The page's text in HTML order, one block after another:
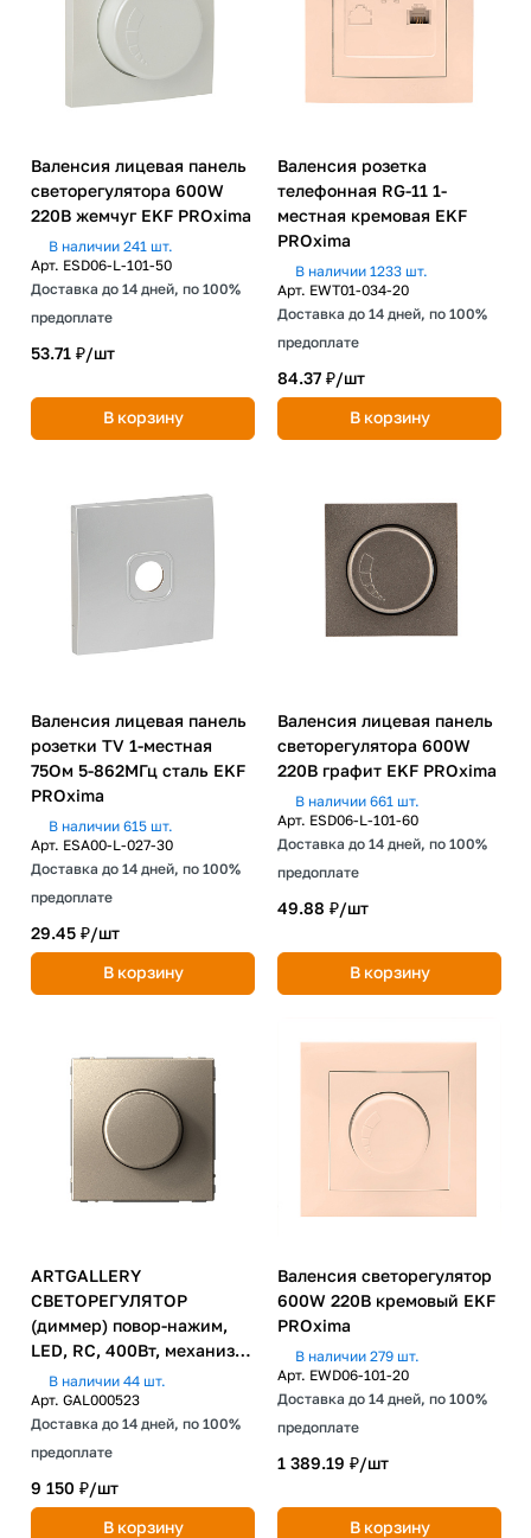
Валенсия лицевая панель
светорегулятора 600W
220В жемчуг EKF PROxima
В наличии 241 шт.
Арт. ESD06-L-101-50
Доставка до 14 дней, по 100%
предоплате
53.71 ₽/шт
В корзину
Валенсия розетка
телефонная RG-11 1-
местная кремовая EKF
PROxima
В наличии 1233 шт.
Арт. EWT01-034-20
Доставка до 14 дней, по 100%
предоплате
84.37 ₽/шт
В корзину
Валенсия лицевая панель
розетки TV 1-местная
75Ом 5-862МГц сталь EKF
PROxima
В наличии 615 шт.
Арт. ESA00-L-027-30
Доставка до 14 дней, по 100%
предоплате
29.45 ₽/шт
В корзину
Валенсия лицевая панель
светорегулятора 600W
220В графит EKF PROxima
В наличии 661 шт.
Арт. ESD06-L-101-60
Доставка до 14 дней, по 100%
предоплате
49.88 ₽/шт
В корзину
ARTGALLERY
СВЕТОРЕГУЛЯТОР
(диммер) повор-нажим,
LED, RC, 400Вт, механизм,
ШАМПАНЬ
В наличии 44 шт.
Арт. GAL000523
Доставка до 14 дней, по 100%
предоплате
9 150 ₽/шт
В корзину
Валенсия светорегулятор
600W 220В кремовый EKF
PROxima
В наличии 279 шт.
Арт. EWD06-101-20
Доставка до 14 дней, по 100%
предоплате
1 389.19 ₽/шт
В корзину